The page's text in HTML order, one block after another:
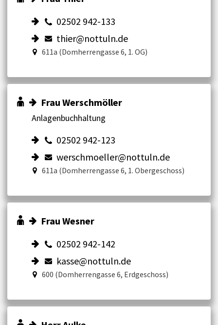
02502 942-133
thier@nottuln.de
611a (Domherrengasse 6, 1. OG)
Frau Werschmöller
Anlagenbuchhaltung
02502 942-123
werschmoeller@nottuln.de
611a (Domherrengasse 6, 1. Obergeschoss)
Frau Wesner
02502 942-142
kasse@nottuln.de
600 (Domherrengasse 6, Erdgeschoss)